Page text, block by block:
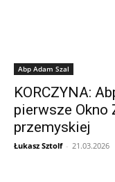
Abp Adam Szal
KORCZYNA:
pierwsze Okno
przemyskiej
Łukasz Sztolf - 21.03.2026